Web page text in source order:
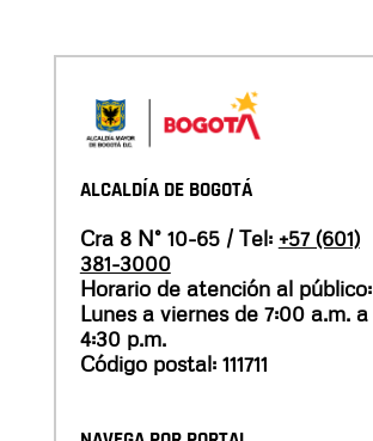
ALCALDÍA DE BOGOTÁ
Cra 8 N° 10-65 / Tel: +57 (601)
381-3000
Horario de atención al público:
Lunes a viernes de 7:00 a.m. a
4:30 p.m.
Código postal: 111711